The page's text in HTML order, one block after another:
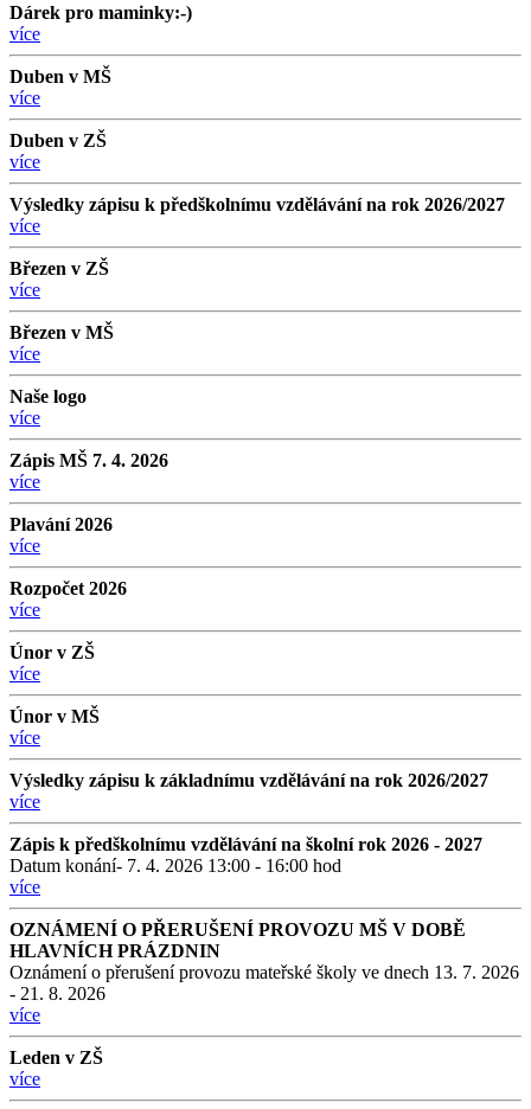
Dárek pro maminky:-)
více
Duben v MŠ
více
Duben v ZŠ
více
Výsledky zápisu k předškolnímu vzdělávání na rok 2026/2027
více
Březen v ZŠ
více
Březen v MŠ
více
Naše logo
více
Zápis MŠ 7. 4. 2026
více
Plavání 2026
více
Rozpočet 2026
více
Únor v ZŠ
více
Únor v MŠ
více
Výsledky zápisu k základnímu vzdělávání na rok 2026/2027
více
Zápis k předškolnímu vzdělávání na školní rok 2026 - 2027
Datum konání- 7. 4. 2026 13:00 - 16:00 hod
více
OZNÁMENÍ O PŘERUŠENÍ PROVOZU MŠ V DOBĚ
HLAVNÍCH PRÁZDNIN
Oznámení o přerušení provozu mateřské školy ve dnech 13. 7. 2026
- 21. 8. 2026
více
Leden v ZŠ
více